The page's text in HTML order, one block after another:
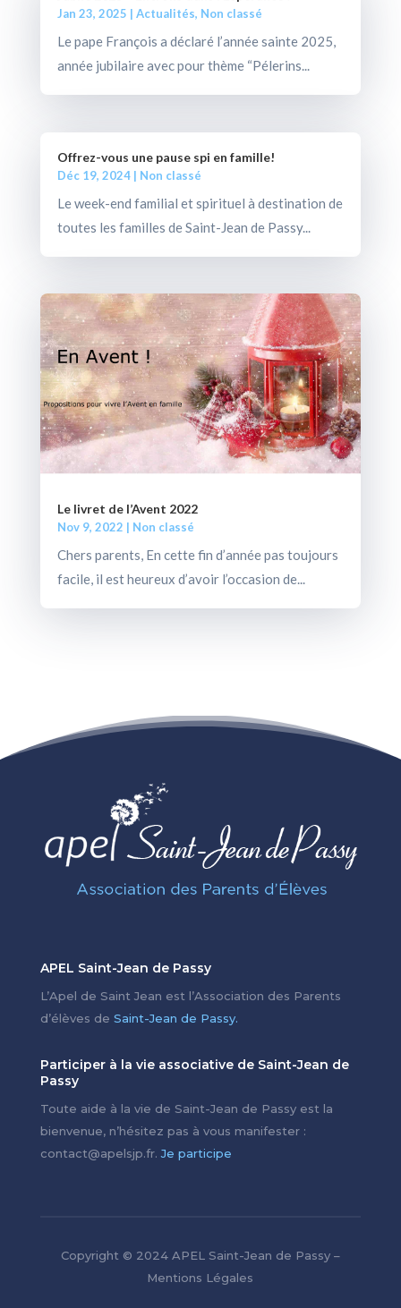
Jan 23, 2025 | Actualités, Non classé
Le pape François a déclaré l’année sainte 2025,
année jubilaire avec pour thème “Pélerins...
Offrez-vous une pause spi en famille!
Déc 19, 2024| Non classé
Le week-end familial et spirituel à destination de
toutes les familles de Saint-Jean de Passy...
Le livret de l’Avent 2022
Nov 9, 2022 | Non classé
Chers parents, En cette fin d’année pas toujours
facile, il est heureux d’avoir l’occasion de...
APEL Saint-Jean de Passy
L’Apel de Saint Jean est l’Association des Parents
d’élèves de Saint-Jean de Passy.
Participer à la vie associative de Saint-Jean de
Passy
Toute aide à la vie de Saint-Jean de Passy est la
bienvenue, n’hésitez pas à vous manifester :
contact@apelsjp.fr.Je participe
Copyright © 2024 APEL Saint-Jean de Passy –
Mentions Légales